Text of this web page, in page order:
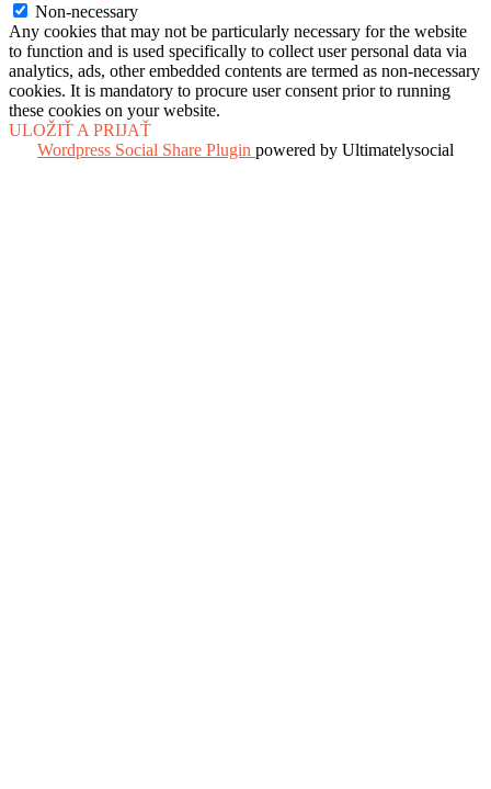
Non-necessary
Any cookies that may not be particularly necessary for the website
to function and is used specifically to collect user personal data via
analytics, ads, other embedded contents are termed as non-necessary
cookies. It is mandatory to procure user consent prior to running
these cookies on your website.
ULOŽIŤ A PRIJAŤ
Wordpress Social Share Plugin powered by Ultimatelysocial